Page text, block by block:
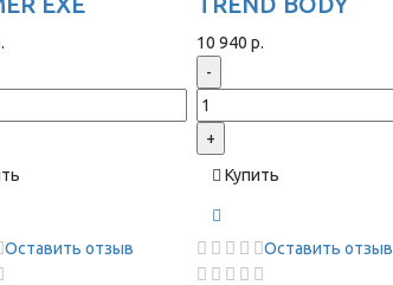
Оставить отзыв
10 940 р.
-
+
Купить
Оставить отзыв